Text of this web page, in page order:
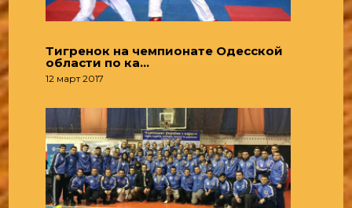
Тигренок на чемпионате Одесской
области по ка…
12 март 2017